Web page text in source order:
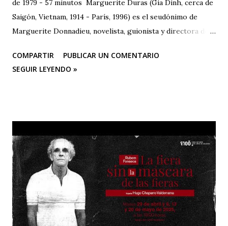
de 1979 - 57 minutos Marguerite Duras (Gia Dinh, cerca de
Saigón, Vietnam, 1914 - París, 1996) es el seudónimo de
Marguerite Donnadieu, novelista, guionista y directora de
derecho, matemáticas y ciencias políticas. En 1943 publicó
su primera obra, "La impudicia", a la que seguirían más de
escribe, dirige e interpreta con Gerard Depardieu "Le
camion". Es autora también de "India song", entre otras
películas.
COMPARTIR
PUBLICAR UN COMENTARIO
SEGUIR LEYENDO »